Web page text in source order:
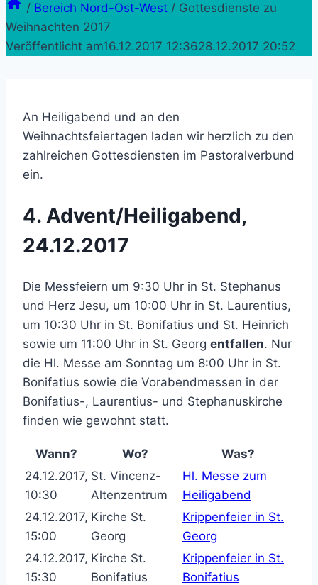
/ Bereich Nord-Ost-West / Gottesdienste zu
Weihnachten 2017
Veröffentlicht am16.12.2017 12:3628.12.2017 20:52
An Heiligabend und an den
Weihnachtsfeiertagen laden wir herzlich zu den
zahlreichen Gottesdiensten im Pastoralverbund
ein.
4. Advent/Heiligabend,
24.12.2017
Die Messfeiern um 9:30 Uhr in St. Stephanus
und Herz Jesu, um 10:00 Uhr in St. Laurentius,
um 10:30 Uhr in St. Bonifatius und St. Heinrich
sowie um 11:00 Uhr in St. Georg entfallen. Nur
die Hl. Messe am Sonntag um 8:00 Uhr in St.
Bonifatius sowie die Vorabendmessen in der
Bonifatius-, Laurentius- und Stephanuskirche
finden wie gewohnt statt.
Wann? Wo?
Was?
24.12.2017,
10:30
St. Vincenz-
Altenzentrum
Hl. Messe zum
Heiligabend
24.12.2017,
15:00
Kirche St.
Georg
Krippenfeier in St.
Georg
24.12.2017,
15:30
Kirche St.
Bonifatius
Krippenfeier in St.
Bonifatius